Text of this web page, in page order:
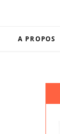
A PROPOS